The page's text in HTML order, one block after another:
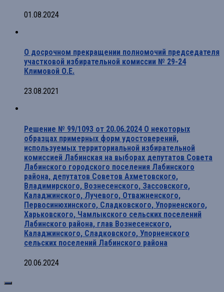
01.08.2024
О досрочном прекращении полномочий председателя
участковой избирательной комиссии № 29-24
Климовой О.Е.
23.08.2021
Решение № 99/1093 от 20.06.2024 О некоторых
образцах примерных форм удостоверений,
используемых территориальной избирательной
комиссией Лабинская на выборах депутатов Совета
Лабинского городского поселения Лабинского
района, депутатов Советов Ахметовского,
Владимирского, Вознесенского, Зассовского,
Каладжинского, Лучевого, Отважненского,
Первосинюхинского, Сладковского, Упорненского,
Харьковского, Чамлыкского сельских поселений
Лабинского района, глав Вознесенского,
Каладжинского, Сладковского, Упорненского
сельских поселений Лабинского района
20.06.2024